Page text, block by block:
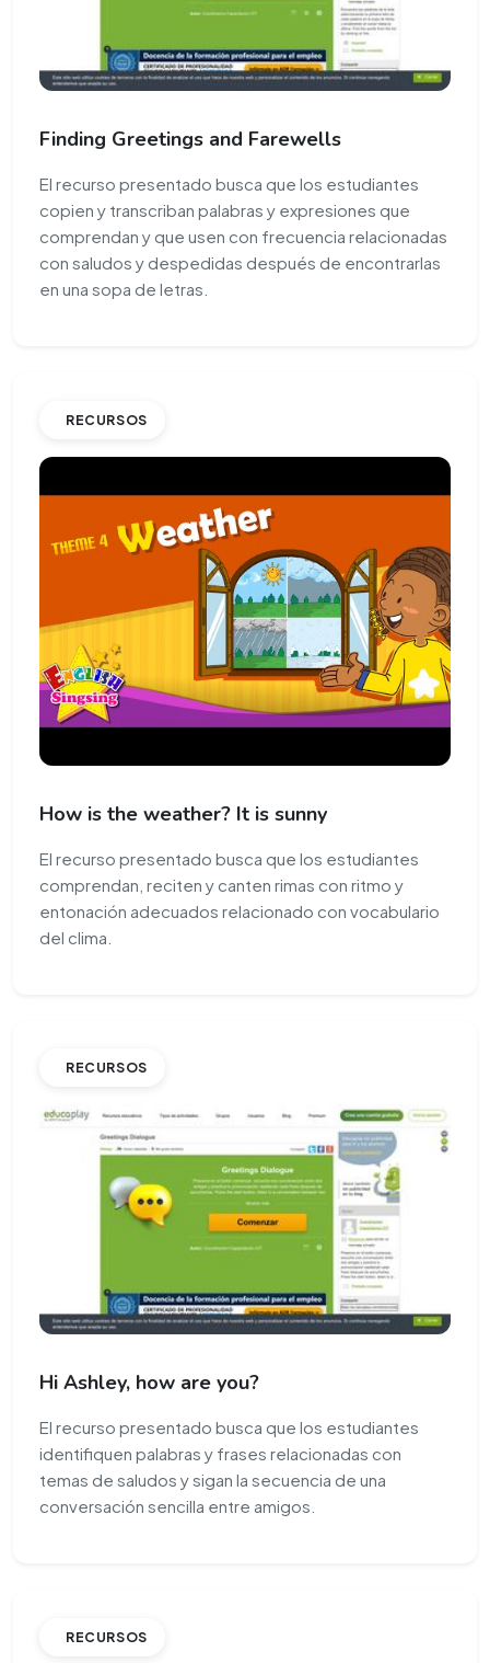
Finding Greetings and Farewells
El recurso presentado busca que los estudiantes
copien y transcriban palabras y expresiones que
comprendan y que usen con frecuencia relacionadas
con saludos y despedidas después de encontrarlas
en una sopa de letras.
RECURSOS
How is the weather? It is sunny
El recurso presentado busca que los estudiantes
comprendan, reciten y canten rimas con ritmo y
entonación adecuados relacionado con vocabulario
del clima.
RECURSOS
Hi Ashley, how are you?
El recurso presentado busca que los estudiantes
identifiquen palabras y frases relacionadas con
temas de saludos y sigan la secuencia de una
conversación sencilla entre amigos.
RECURSOS